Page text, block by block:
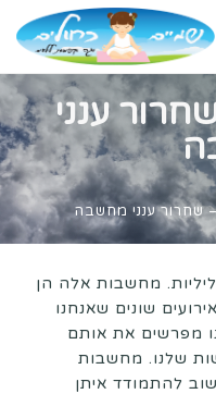
ענני
– שחרור ענני מחשבה
מחשבות אלה הן
שונים שאנחנו
מפרשים את אותם
שלנו. מחשבות
להתמודד איתן